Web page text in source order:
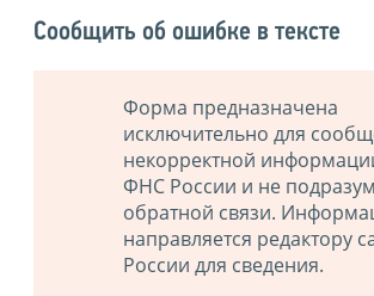
Сообщить об ошибке в тексте
Форма предназначена
исключительно для
некорректной
ФНС России и не
обратной связи.
направляется редактору
России для сведения.